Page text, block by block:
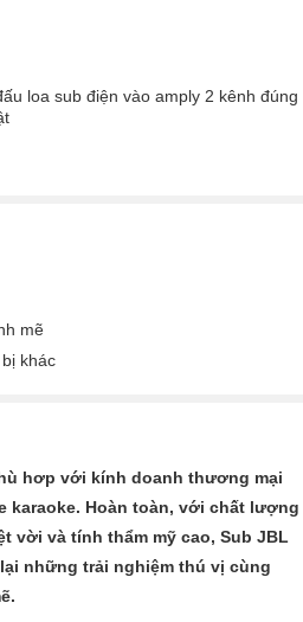
loa sub điện vào amply 2 kênh đúng
mẽ
khác
hơp với kính doanh thương mại
karaoke. Hoàn toàn, với chất lượng
vời và tính thẩm mỹ cao, Sub JBL
những trải nghiệm thú vị cùng